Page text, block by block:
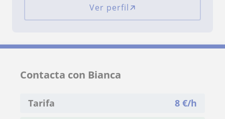
Ver perfil
Contacta con Bianca
Tarifa 8 €/h